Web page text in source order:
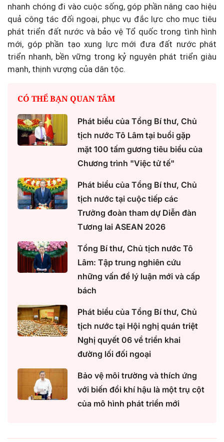
nhanh chóng đi vào cuộc sống, góp phần nâng cao hiệu
quả công tác đối ngoại, phục vụ đắc lực cho mục tiêu
phát triển đất nước và bảo vệ Tổ quốc trong tình hình
mới, góp phần tạo xung lực mới đưa đất nước phát
triển nhanh, bền vững trong kỷ nguyên phát triển giàu
mạnh, thịnh vượng của dân tộc.
CÓ THỂ BẠN QUAN TÂM
Phát biểu của Tổng Bí thư, Chủ
tịch nước Tô Lâm tại buổi gặp
mặt 100 tấm gương tiêu biểu của
Chương trình "Việc tử tế"
Phát biểu của Tổng Bí thư, Chủ
tịch nước tại cuộc tiếp các
Trưởng đoàn tham dự Diễn đàn
Tương lai ASEAN 2026
Tổng Bí thư, Chủ tịch nước Tô
Lâm: Tập trung nghiên cứu
những vấn đề lý luận mới và cấp
bách
Phát biểu của Tổng Bí thư, Chủ
tịch nước tại Hội nghị quán triệt
Nghị quyết 06 về triển khai
đường lối đối ngoại
Bảo vệ môi trường và thích ứng
với biến đổi khí hậu là một trụ cột
của mô hình phát triển mới